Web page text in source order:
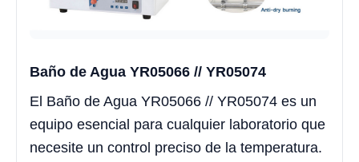
Baño de Agua YR05066 // YR05074
El Baño de Agua YR05066 // YR05074 es un
equipo esencial para cualquier laboratorio que
necesite un control preciso de la temperatura.